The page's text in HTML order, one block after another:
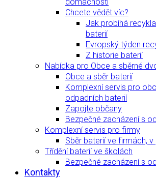
Chcete vědět víc?
Jak probíhá
baterií
Evropský týden
Z historie baterií
Nabídka pro Obce a sběrné
Obce a sběr baterií
Komplexní servis pro
odpadních baterií
Zapojte občany
Bezpečné zacházení s
Komplexní servis pro firmy
Sběr baterií ve firmách,
Třídění baterií ve školách
Bezpečné zacházení s
Kontakty